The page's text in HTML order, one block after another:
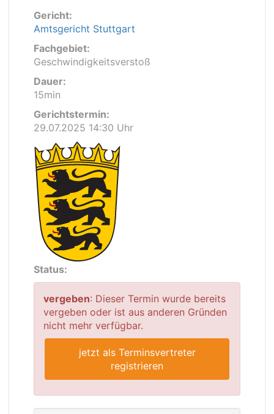
Gericht:
Amtsgericht Stuttgart
Fachgebiet:
Geschwindigkeitsverstoß
Dauer:
15min
Gerichtstermin:
29.07.2025 14:30 Uhr
Status:
vergeben: Dieser Termin wurde bereits
vergeben oder ist aus anderen Gründen
nicht mehr verfügbar.
jetzt als Terminsvertreter
registrieren